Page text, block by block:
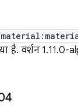
है. वर्शन 1.11.0-